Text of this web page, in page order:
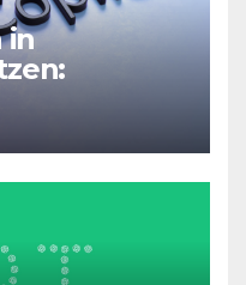
in
Windows